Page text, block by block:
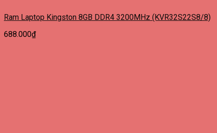
Ram Laptop Kingston 8GB DDR4 3200MHz (KVR32S22S8/8)
688.000₫